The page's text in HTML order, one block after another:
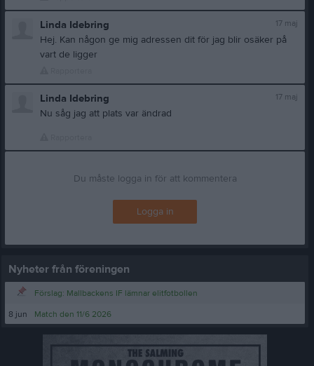
17 maj
Linda Idebring
Hej. Kan någon ge mig adressen dit för jag blir osäker på
vart de ligger
17 maj
Linda Idebring
Nu såg jag att plats var ändrad
Du måste logga in för att kommentera
Logga in
Nyheter från föreningen
Förslag: Mallbackens IF lämnar elitfotbollen
8 jun
Match den 11/6 2026